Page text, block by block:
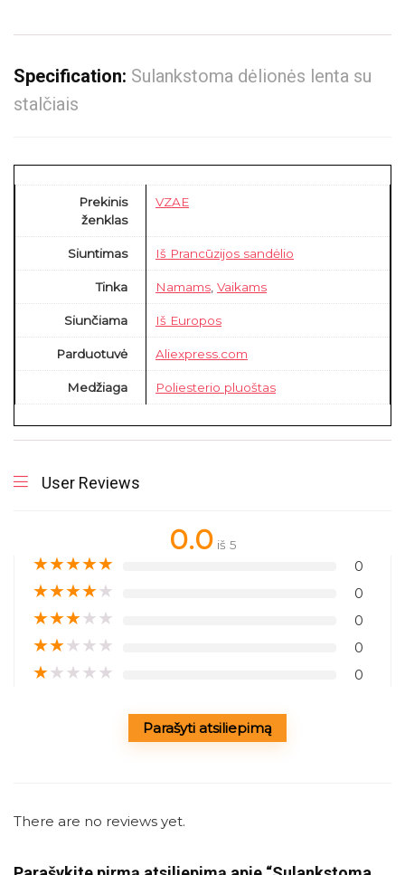
Specification: Sulankstoma dėlionės lenta su
stalčiais
Prekinis
ženklas
VZAE
Siuntimas Iš Prancūzijos sandėlio
Tinka Namams, Vaikams
Siunčiama Iš Europos
Parduotuvė Aliexpress.com
Medžiaga Poliesterio pluoštas
User Reviews
0.0 iš 5
★★★★★ 0
★★★★★ 0
★★★★★ 0
★★★★★ 0
★★★★★ 0
Parašyti atsiliepimą
There are no reviews yet.